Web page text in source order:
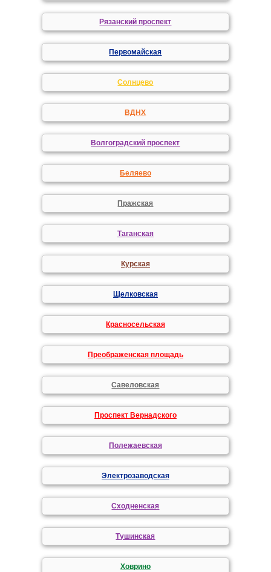
Рязанский проспект
Первомайская
Солнцево
ВДНХ
Волгоградский проспект
Беляево
Пражская
Таганская
Курская
Щелковская
Красносельская
Преображенская площадь
Савеловская
Проспект Вернадского
Полежаевская
Электрозаводская
Сходненская
Тушинская
Ховрино